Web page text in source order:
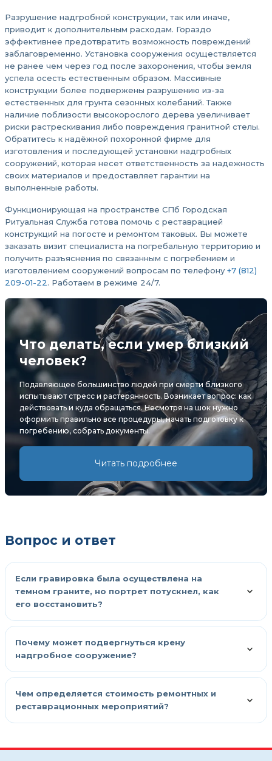
Разрушение надгробной конструкции, так или иначе,
приводит к дополнительным расходам. Гораздо
эффективнее предотвратить возможность повреждений
заблаговременно. Установка сооружения осуществляется
не ранее чем через год после захоронения, чтобы земля
успела осесть естественным образом. Массивные
конструкции более подвержены разрушению из-за
естественных для грунта сезонных колебаний. Также
наличие поблизости высокорослого дерева увеличивает
риски растрескивания либо повреждения гранитной стелы.
Обратитесь к надёжной похоронной фирме для
изготовления и последующей установки надгробных
сооружений, которая несет ответственность за надежность
своих материалов и предоставляет гарантии на
выполненные работы.
Функционирующая на пространстве СПб Городская
Ритуальная Служба готова помочь с реставрацией
конструкций на погосте и ремонтом таковых. Вы можете
заказать визит специалиста на погребальную территорию и
получить разъяснения по связанным с погребением и
изготовлением сооружений вопросам по телефону+7 (812)
209-01-22. Работаем в режиме 24/7.
Что делать, если умер близкий
человек?
Подавляющее большинство людей при смерти близкого
испытывают стресс и растерянность. Возникает вопрос: как
действовать и куда обращаться. Несмотря на шок нужно
оформить правильно все процедуры, начать подготовку к
погребению, собрать документы.
Читать подробнее
Вопрос и ответ
Если гравировка была осуществлена на
темном граните, но портрет потускнел, как
его восстановить?
Почему может подвергнуться крену
надгробное сооружение?
Чем определяется стоимость ремонтных и
реставрационных мероприятий?